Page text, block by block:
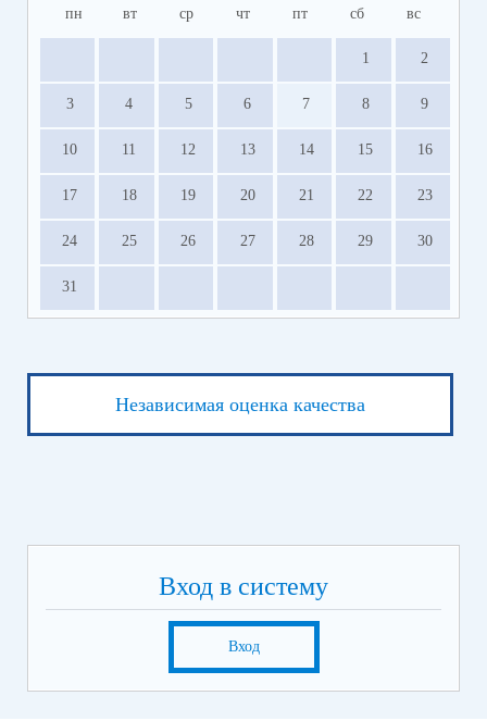
пн вт ср чт пт сб вс
1 2
3 4 5 6 7 8 9
10 11 12 13 14 15 16
17 18 19 20 21 22 23
24 25 26 27 28 29 30
31
Независимая оценка качества
Вход в систему
Вход